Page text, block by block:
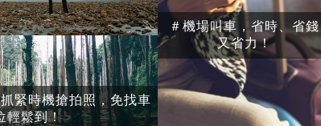
緊時機搶拍照，免找車
輕鬆到！
＃機場叫車，省時、省錢
又省力！